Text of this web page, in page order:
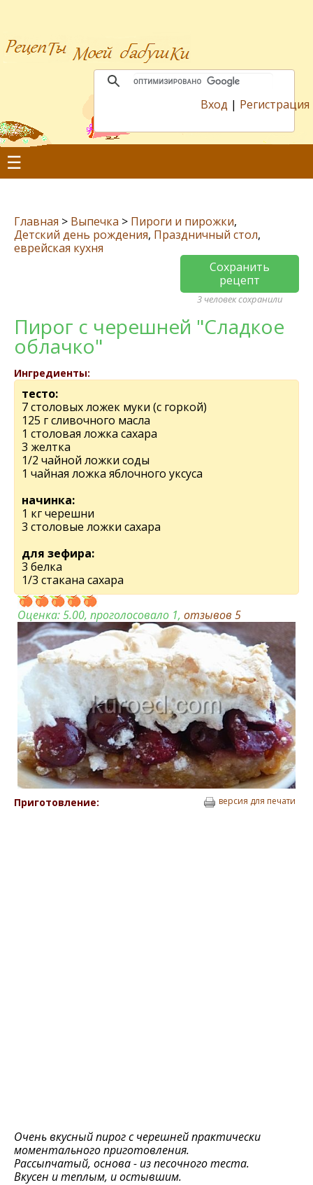
Вход | Регистрация
☰
Главная > Выпечка > Пироги и пирожки,
Детский день рождения, Праздничный стол,
еврейская кухня
Сохранить
рецепт
3 человек сохранили
Пирог с черешней "Сладкое
облачко"
Ингредиенты:
тесто:
7 столовых ложек муки (с горкой)
125 г сливочного масла
1 столовая ложка сахара
3 желтка
1/2 чайной ложки соды
1 чайная ложка яблочного уксуса
начинка:
1 кг черешни
3 столовые ложки сахара
для зефира:
3 белка
1/3 стакана сахара
Оценка:5.00, проголосовало 1, отзывов 5
Приготовление: версия для печати
Очень вкусный пирог с черешней практически
моментального приготовления.
Рассыпчатый, основа - из песочного теста.
Вкусен и теплым, и остывшим.